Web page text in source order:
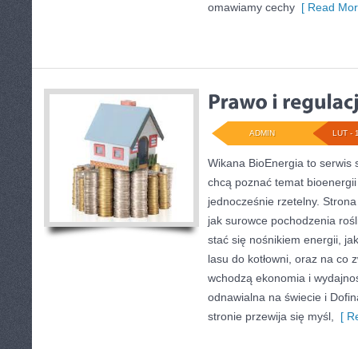
omawiamy cechy [ Read
LUT -
ADMIN
Wikana BioEnergia to serwis
chcą poznać temat
jednocześnie rzetelny.
jak surowce pochodzenia
stać się nośnikiem energii,
lasu do kotłowni, oraz na co
wchodzą ekonomia i
odnawialna na świecie i
stronie przewija się myśl,
[